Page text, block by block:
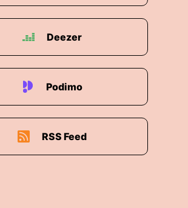
Deezer
Podimo
RSS Feed